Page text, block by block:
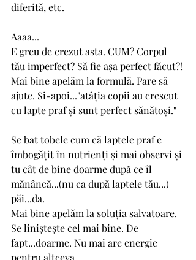
diferită, etc.
Aaaa...
E greu de crezut asta. CUM? Corpul
tău imperfect? Să fie așa perfect făcut?!
Mai bine apelăm la formulă. Pare să
ajute. Si-apoi..."atâția copii au crescut
cu lapte praf și sunt perfect sănătoși."
Se bat tobele cum că laptele praf e
îmbogățit în nutrienți și mai observi și
tu cât de bine doarme după ce îl
mănâncă...(nu ca după laptele tău...)
păi...da.
Mai bine apelăm la soluția salvatoare.
Se liniștește cel mai bine. De
fapt...doarme. Nu mai are energie
pentru altceva.